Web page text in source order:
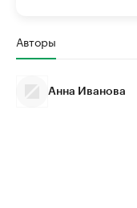
Авторы
Анна Иванова